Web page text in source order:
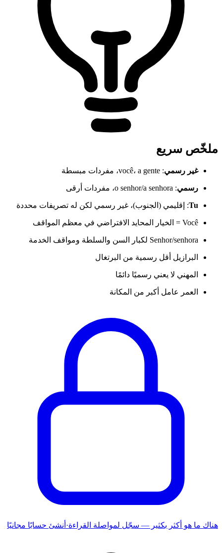
ملخّص سريع
غير رسمي: você، a gente، مفردات مبسطة
رسمي: o senhor/a senhora، مفردات أرقى
Tu: إقليمي (الجنوب)، غير رسمي لكن له تصريفات محددة
Você = الخيار المحايد الافتراضي في معظم المواقف
Senhor/senhora لكبار السن والسلطة ومواقف الخدمة
البرازيل أقل رسمية من البرتغال
المهني لا يعني رسميًا دائمًا
العمر عامل أكبر من المكانة
هناك ما هو أكثر بكثير — سجّل لمواصلة القراءة· أنشئ حسابًا مجانيًا